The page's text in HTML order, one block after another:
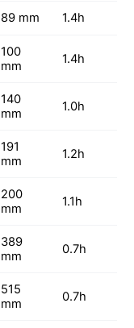
89 mm 1.4h
100
mm
1.4h
140
mm
1.0h
191
mm
1.2h
200
mm
1.1h
389
mm
0.7h
515
mm
0.7h